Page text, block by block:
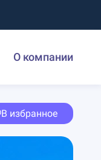
О компании
В избранное